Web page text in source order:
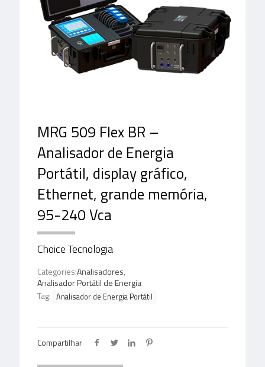
MRG 509 Flex BR –
Analisador de Energia
Portátil, display gráfico,
Ethernet, grande memória,
95-240 Vca
Choice Tecnologia
Categories:Analisadores,
Analisador Portátil de Energia
Tag: Analisador de Energia Portátil
Compartilhar